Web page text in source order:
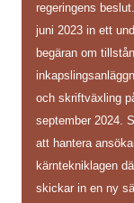
regeringens
juni 2023 in ett
begäran om
och skriftväxling
september 2024.
att hantera
kärntekniklagen
skickar in en ny